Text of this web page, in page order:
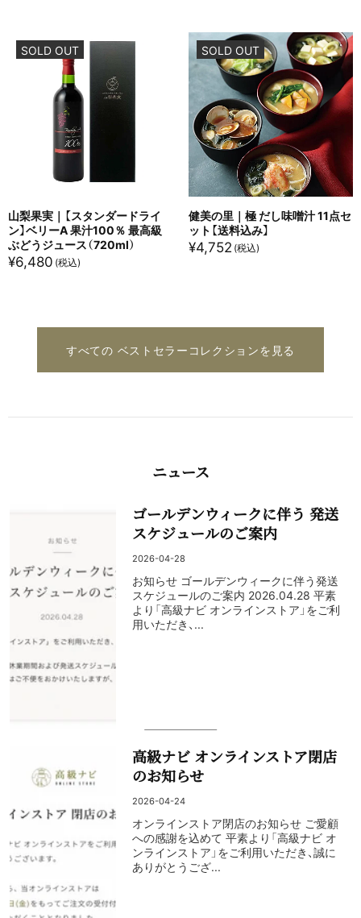
SOLD OUT
山梨果実｜【スタンダードライ
ン】ベリーA 果汁100％ 最高級
ぶどうジュース（720ml）
¥6,480
SOLD OUT
健美の里｜極 だし味噌汁 11点セ
ット【送料込み】
¥4,752
すべての ベストセラーコレクションを見る
ニュース
ゴールデンウィークに伴う 発送
スケジュールのご案内
2026-04-28
お知らせ ゴールデンウィークに伴う発送
スケジュールのご案内 2026.04.28 平素
より「高級ナビ オンラインストア」をご利
用いただき、...
高級ナビ オンラインストア閉店
のお知らせ
2026-04-24
オンラインストア閉店のお知らせ ご愛顧
への感謝を込めて 平素より「高級ナビ オ
ンラインストア」をご利用いただき、誠に
ありがとうござ...